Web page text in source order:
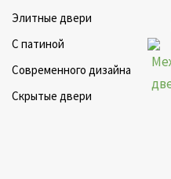
Элитные двери
C патиной
Cовременного дизайна
Скрытые двери